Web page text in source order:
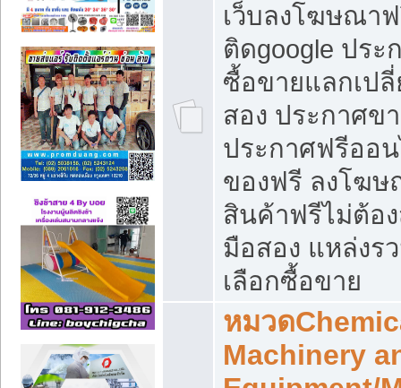
เว็บลงโฆษณา
ติดgoogle ปร
ซื้อขายแลกเป
สอง ประกาศข
ประกาศฟรีออ
ของฟรี ลงโฆ
สินค้าฟรีไม่ต้อ
มือสอง แหล่งร
เลือกซื้อขาย
หมวด
Machinery